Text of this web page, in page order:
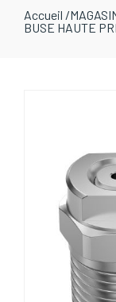
Accueil /
BUSE HAUTE